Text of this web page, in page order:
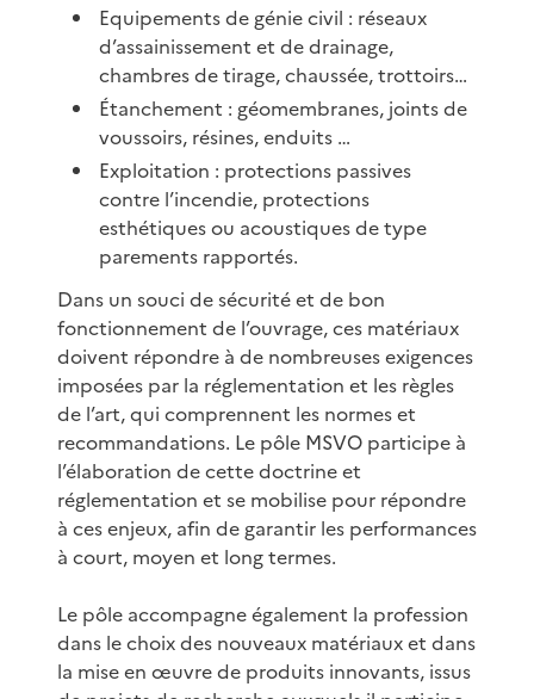
Equipements de génie civil : réseaux
d’assainissement et de drainage,
chambres de tirage, chaussée, trottoirs…
Étanchement : géomembranes, joints de
voussoirs, résines, enduits …
Exploitation : protections passives
contre l’incendie, protections
esthétiques ou acoustiques de type
parements rapportés.
Dans un souci de sécurité et de bon
fonctionnement de l’ouvrage, ces matériaux
doivent répondre à de nombreuses exigences
imposées par la réglementation et les règles
de l’art, qui comprennent les normes et
recommandations. Le pôle MSVO participe à
l’élaboration de cette doctrine et
réglementation et se mobilise pour répondre
à ces enjeux, afin de garantir les performances
à court, moyen et long termes.
Le pôle accompagne également la profession
dans le choix des nouveaux matériaux et dans
la mise en œuvre de produits innovants, issus